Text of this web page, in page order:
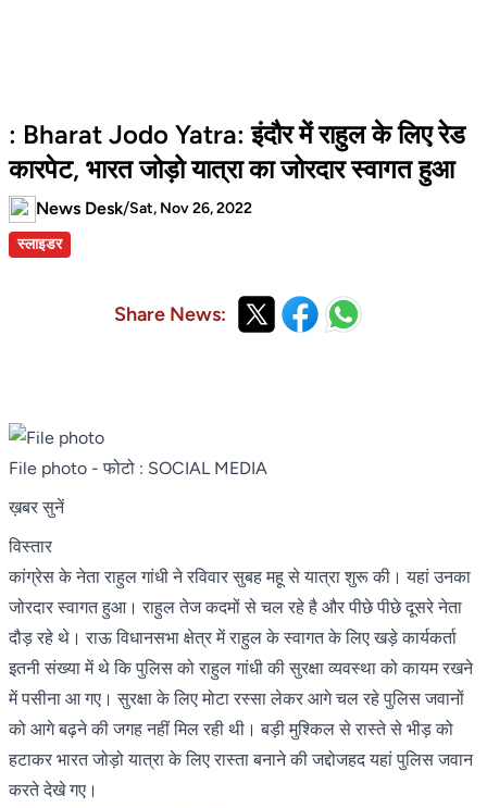
: Bharat Jodo Yatra: इंदौर में राहुल के लिए रेड
कारपेट, भारत जोड़ो यात्रा का जोरदार स्वागत हुआ
News Desk/Sat, Nov 26, 2022
स्लाइडर
Share News:
File photo - फोटो : SOCIAL MEDIA
ख़बर सुनें
विस्तार
कांग्रेस के नेता राहुल गांधी ने रविवार सुबह महू से यात्रा शुरू की। यहां उनका
जोरदार स्वागत हुआ। राहुल तेज कदमों से चल रहे है और पीछे पीछे दूसरे नेता
दौड़ रहे थे। राऊ विधानसभा क्षेत्र में राहुल के स्वागत के लिए खड़े कार्यकर्ता
इतनी संख्या में थे कि पुलिस को राहुल गांधी की सुरक्षा व्यवस्था को कायम रखने
में पसीना आ गए। सुरक्षा के लिए मोटा रस्सा लेकर आगे चल रहे पुलिस जवानों
को आगे बढ़ने की जगह नहीं मिल रही थी। बड़ी मुश्किल से रास्ते से भीड़ को
हटाकर भारत जोड़ो यात्रा के लिए रास्ता बनाने की जद्दोजहद यहां पुलिस जवान
करते देखे गए।